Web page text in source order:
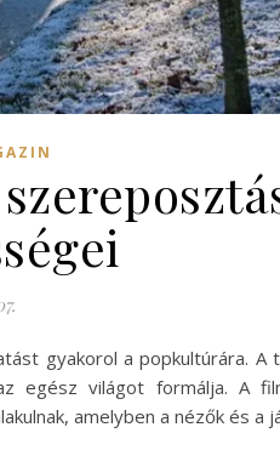
gyakorol a popkultúrára.
egész világot formálja. A
amelyben a nézők és a